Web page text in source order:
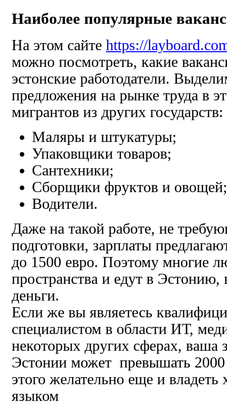
Наиболее популярные
На этом сайте https://
можно посмотреть, какие
эстонские работодатели.
предложения на рынке труда в
мигрантов из других государств:
Маляры и штукатуры;
Упаковщики товаров;
Сантехники;
Сборщики фруктов и овощей;
Водители.
Даже на такой работе, не
подготовки, зарплаты
до 1500 евро. Поэтому многие
пространства и едут в Эстонию,
деньги.
Если же вы являетесь
специалистом в области ИТ,
некоторых других сферах, ваша
Эстонии может превышать
этого желательно еще и
языком